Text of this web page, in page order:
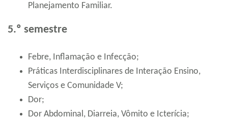
Planejamento Familiar.
5.º semestre
Febre, Inflamação e Infecção;
Práticas Interdisciplinares de Interação Ensino,
Serviços e Comunidade V;
Dor;
Dor Abdominal, Diarreia, Vômito e Icterícia;